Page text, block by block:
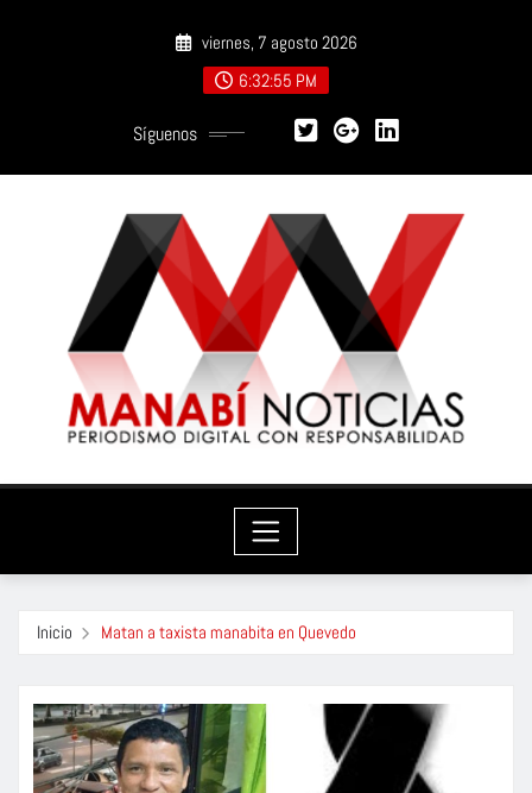
viernes, 7 agosto 2026
6:32:56 PM
Síguenos
Inicio Matan a taxista manabita en Quevedo